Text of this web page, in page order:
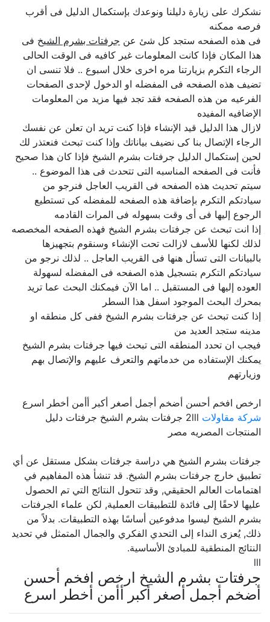
نشكرك على زيارة دليلنا ونوعدك بإستكمال الدليل فى أقرب
فرصه ممكنه
فى هذه الصفحه ستجد كل شئ عنجرفتات بشرم الشيخفى
هذا المكان فإذا كانت المعلومات غير كافيه فى الوقت الحالى
الرجاء التكرم بزيارتنا مره اخرى خلال اسبوع .. فلا تنسى ان
تضيف هذه الصفحه فى المفضله او الدخول لإحدى الصفحات
الفرعيه من هذه الصفحه فقد تجد فيها مزيد من المعلومات
الإضافيه المفيده
لازال هذا الدليل قيد الإنشاء فإذا كنت تريد ان تعلن عن نفسك
الرجاء الإتصال بنا كى نضيف بياناتك وإذا كنت تبحث فنعتذر لك
لحين إستكمال الدليل جرفتات بشرم الشيخ فإذا كان هذا صحيح
فأنت فى الصفحه المناسبه التى تتحدث فى هذا الموضوع ..
سيتم تحديث هذه الصفحه فى القريب العاجل فنرجو من
سيادتكم التكرم بإضافة هذه الصفحه للمفضله كى تستطيع
الرجوع إليها فى أى وقت بسهوله فى المرات القادمه
إذا انت تبحث عن جرفتات بشرم الشيخ فهذه الصفحه المخصصه
لذلك لكنها للأسف لازالت تحت الإنشاء وسنقوم بتجهيزها
بالبيانات التى تسأل هنها فى القريب العاجل .. لذلك نرجو من
سيادتكم التكرم بتسجيل هذه الصفحه فى المفضله لسهولة
العوده إليها فى المستقبل .. اما الآن فيمكنك البحث عما تريد
بمحرك البحث الموجود اسفل هذا السطر
إذا كنت تبحث عن جرفتات بشرم الشيخ ففى كل منطقه او
مدينه ستجد العديد من
فيجب ان تحدد المنطقه التى تبحث فيها جرفتات بشرم الشيخ
يمكنك الإستفاده من خدماتهم والتعرف عليهم والإتصال بهم
وزيارتهم
ارخص افخم أحسن أضخم أجمل أصغر أكبر أأمن أخطر اسرع
شركة مقاولات
2lll جرفتات بشرم الشيخ جرفتات دليل
المنتجات المصريه مصر
جرفتات بشرم الشيخ هي دراسة جرفتات بشكل مستقل عن أي
تطبيق خارج جرفتات بشرم الشيخ. قد تنشأ هذه المفاهيم في
اهتمامات العالم الحقيقي, وقد تتحول النتائج التي تم الحصول
عليها لاحقًا إلى فائدة للتطبيقات العملية, لكن علماء الجرفتات
بشرم الشيخ ليسوا مدفوعين أساسًا بهذه التطبيقات. بدلاً من
ذلك, يُعزى النداء إلى التحدي الفكري والجمال المتمثل في تحديد
النتائج المنطقية للمبادئ الأساسية.
جرفتات بشرم الشيخ ارخص افخم أحسن
أضخم أجمل أصغر أكبر أأمن أخطر اسرع